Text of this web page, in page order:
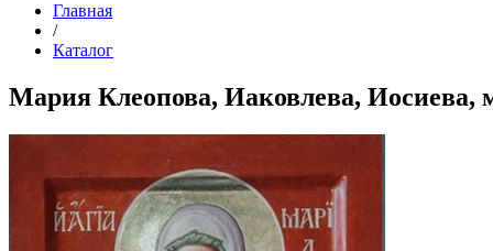
Главная
/
Каталог
Мария Клеопова, Иаковлева, Иосиева,